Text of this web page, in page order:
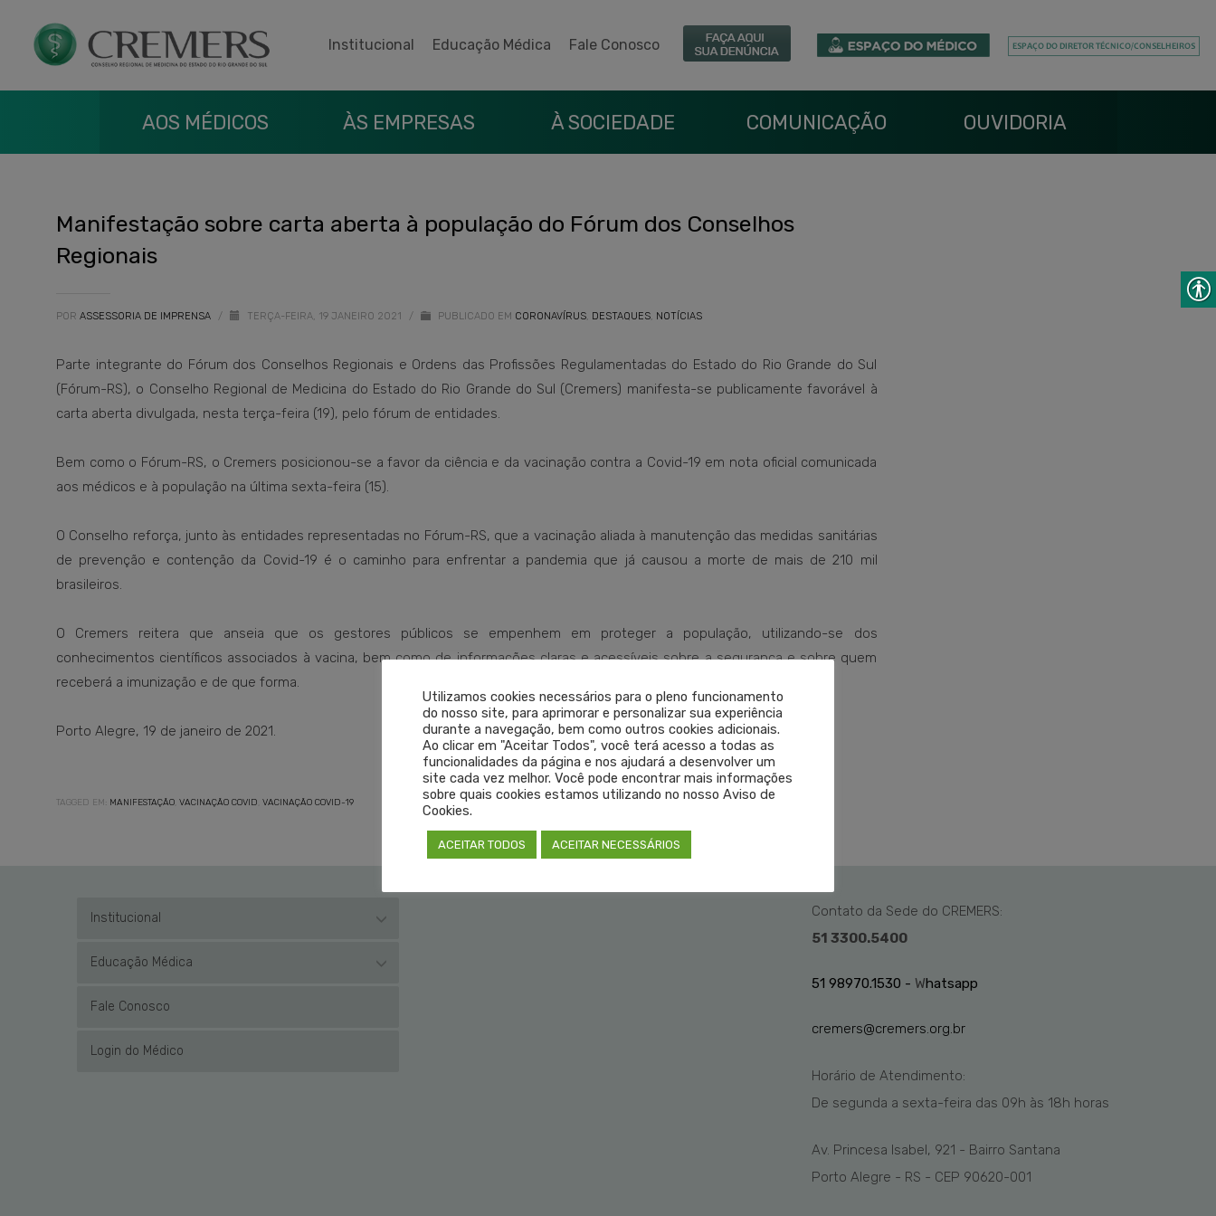
Institucional Educação Médica Fale Conosco
AOS MÉDICOS ÀS EMPRESAS À SOCIEDADE COMUNICAÇÃO OUVIDORIA
Manifestação sobre carta aberta à população do Fórum dos Conselhos
Regionais
POR ASSESSORIA DE IMPRENSA / TERÇA-FEIRA, 19 JANEIRO 2021 / PUBLICADO EM CORONAVÍRUS, DESTAQUES, NOTÍCIAS
Parte integrante do Fórum dos Conselhos Regionais e Ordens das Profissões Regulamentadas do Estado do Rio Grande do Sul
(Fórum-RS), o Conselho Regional de Medicina do Estado do Rio Grande do Sul (Cremers) manifesta-se publicamente favorável à
carta aberta divulgada, nesta terça-feira (19), pelo fórum de entidades.
Bem como o Fórum-RS, o Cremers posicionou-se a favor da ciência e da vacinação contra a Covid-19 em nota oficial comunicada
aos médicos e à população na última sexta-feira (15).
O Conselho reforça, junto às entidades representadas no Fórum-RS, que a vacinação aliada à manutenção das medidas sanitárias
de prevenção e contenção da Covid-19 é o caminho para enfrentar a pandemia que já causou a morte de mais de 210 mil
brasileiros.
O Cremers reitera que anseia que os gestores públicos se empenhem em proteger a população, utilizando-se dos
conhecimentos científicos associados à vacina, bem como de informações claras e acessíveis sobre a segurança e sobre quem
receberá a imunização e de que forma.
Porto Alegre, 19 de janeiro de 2021.
TAGGED EM: MANIFESTAÇÃO VACINAÇÃO COVID VACINAÇÃO COVID-19
Institucional
Educação Médica
Fale Conosco
Login do Médico
Contato da Sede do CREMERS:
51 3300.5400
51 98970.1530 - Whatsapp
cremers@cremers.org.br
Horário de Atendimento:
De segunda a sexta-feira das 09h às 18h horas
Av. Princesa Isabel, 921 - Bairro Santana
Porto Alegre - RS - CEP 90620-001
Utilizamos cookies necessários para o pleno funcionamento
do nosso site, para aprimorar e personalizar sua experiência
durante a navegação, bem como outros cookies adicionais.
Ao clicar em "Aceitar Todos", você terá acesso a todas as
funcionalidades da página e nos ajudará a desenvolver um
site cada vez melhor. Você pode encontrar mais informações
sobre quais cookies estamos utilizando no nosso Aviso de
Cookies.
ACEITAR TODOS ACEITAR NECESSÁRIOS